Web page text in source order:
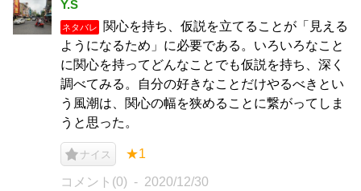
Y.S
ネタバレ
関心を持ち、仮説を立てることが「見える
ようになるため」に必要である。いろいろなこと
に関心を持ってどんなことでも仮説を持ち、深く
調べてみる。自分の好きなことだけやるべきとい
う風潮は、関心の幅を狭めることに繋がってしま
うと思った。
ナイス ★1
コメント(0) 2020/12/30